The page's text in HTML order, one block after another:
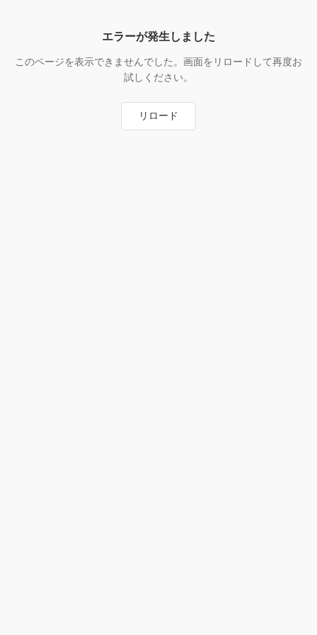
エラーが発生しました
このページを表示できませんでした。画面をリロードして再度お
試しください。
リロード